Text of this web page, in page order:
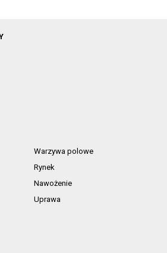
Warzywa polowe
Rynek
Nawożenie
Uprawa